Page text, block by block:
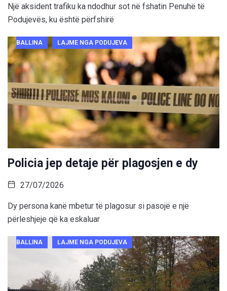
Një aksident trafiku ka ndodhur sot në fshatin Penuhë të
Podujevës, ku është përfshirë
BALLINA LAJME NGA PODUJEVA
Policia jep detaje për plagosjen e dy
27/07/2026
Dy persona kanë mbetur të plagosur si pasojë e një
përleshjeje që ka eskaluar
BALLINA LAJME NGA PODUJEVA